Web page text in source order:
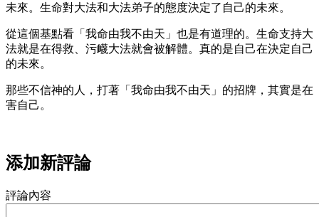
未來。生命對大法和大法弟子的態度決定了自己的未來。
從這個基點看「我命由我不由天」也是有道理的。生命支持大
法就是在得救、污衊大法就會被解體。真的是自己在決定自己
的未來。
那些不信神的人，打著「我命由我不由天」的招牌，其實是在
害自己。
添加新評論
評論內容